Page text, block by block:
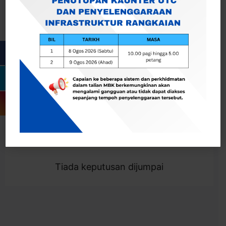
Togol Penapis
Showing 0 result
Tiada keputusan dijumpai